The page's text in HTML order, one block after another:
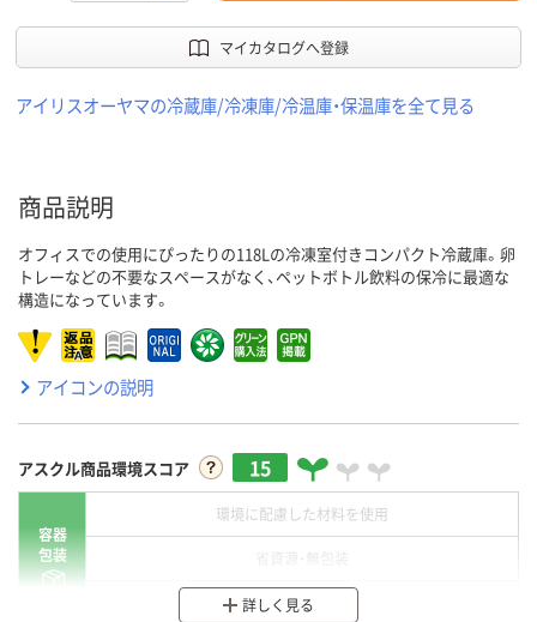
マイカタログへ登録
アイリスオーヤマの冷蔵庫/冷凍庫/冷温庫・保温庫を全て見る
商品説明
オフィスでの使用にぴったりの118Lの冷凍室付きコンパクト冷蔵庫。卵
トレーなどの不要なスペースがなく、ペットボトル飲料の保冷に最適な
構造になっています。
アイコンの説明
アスクル商品環境スコア 15
容器
包装
環境に配慮した材料を使用
分別・リサイクルしやすい設計
詳しく見る